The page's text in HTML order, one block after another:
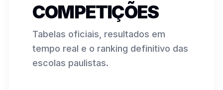
COMPETIÇÕES
Tabelas oficiais, resultados em
tempo real e o ranking definitivo das
escolas paulistas.